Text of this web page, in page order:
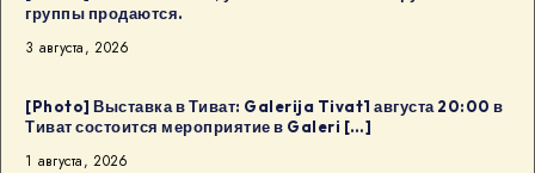
группы продаются.
3 августа, 2026
[Photo] Выставка в Тиват: Galerija Tivat1 августа 20:00 в
Тиват состоится мероприятие в Galeri […]
1 августа, 2026